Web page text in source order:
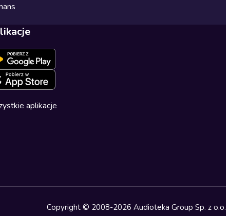
aplikacje
Copyright © 2008-2026 Audioteka Group Sp. z o.o.